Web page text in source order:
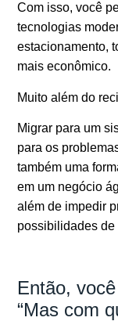
Com isso, você
tecnologias
estacionamento,
mais econômico.
Muito além do
Migrar para um
para os
também uma
em um negócio
além de impedir
possibilidades de
Então,
“Mas com